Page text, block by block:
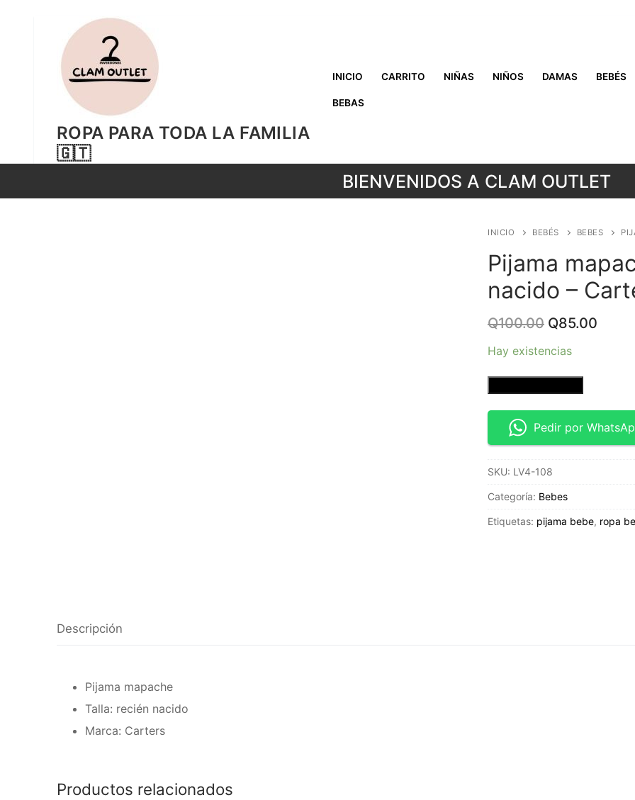
ROPA PARA TODA LA FAMILIA
🇬🇹
INICIO CARRITO NIÑAS NIÑOS DAMAS BEBÉS
BEBAS
BIENVENIDOS A CLAM OUTLET
INICIO BEBÉS BEBES
Pijama
nacido –
Q100.00 Original
was:
Q85.00
Hay existencias
Talla
nacido
-
cantidad
Pedir por
SKU: LV4-108
Categoría: Bebes
Etiquetas: pijama bebe, ropa
Descripción
Pijama mapache
Talla: recién nacido
Marca: Carters
Productos relacionados